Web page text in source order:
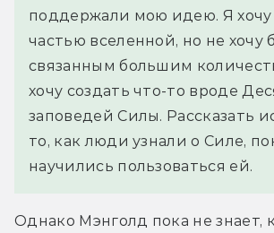
поддержали мою идею. Я хочу
частью вселенной, но не хочу
связанным большим
хочу создать что-то вроде
заповедей Силы. Рассказать
то, как люди узнали о Силе,
научились пользоваться ей.
Однако Мэнголд пока не знает,